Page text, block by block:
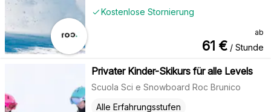
Kostenlose Stornierung
ab
61 € / Stunde
Privater Kinder-Skikurs für alle Levels
Scuola Sci e Snowboard Roc Brunico
Alle Erfahrungsstufen